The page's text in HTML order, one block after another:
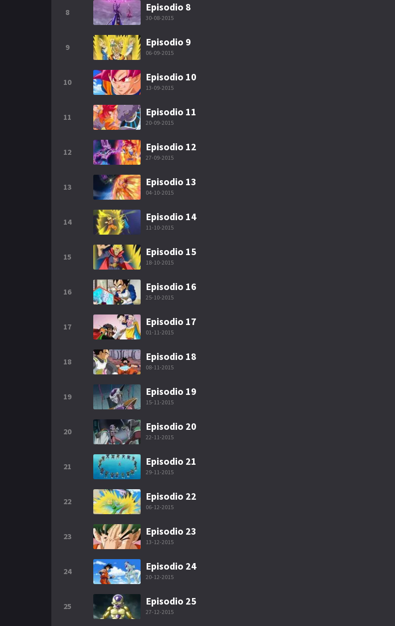
8 Episodio 8
30-08-2015
9 Episodio 9
06-09-2015
10 Episodio 10
13-09-2015
11 Episodio 11
20-09-2015
12 Episodio 12
27-09-2015
13 Episodio 13
04-10-2015
14 Episodio 14
11-10-2015
15 Episodio 15
18-10-2015
16 Episodio 16
25-10-2015
17 Episodio 17
01-11-2015
18 Episodio 18
08-11-2015
19 Episodio 19
15-11-2015
20 Episodio 20
22-11-2015
21 Episodio 21
29-11-2015
22 Episodio 22
06-12-2015
23 Episodio 23
13-12-2015
24 Episodio 24
20-12-2015
25 Episodio 25
27-12-2015